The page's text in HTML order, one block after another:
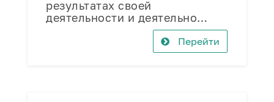
результатах своей
деятельности и деятельно…
Перейти